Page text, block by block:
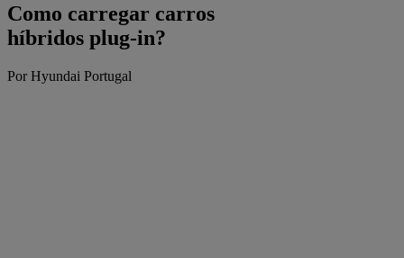
Como carregar carros
híbridos plug-in?
Por Hyundai Portugal